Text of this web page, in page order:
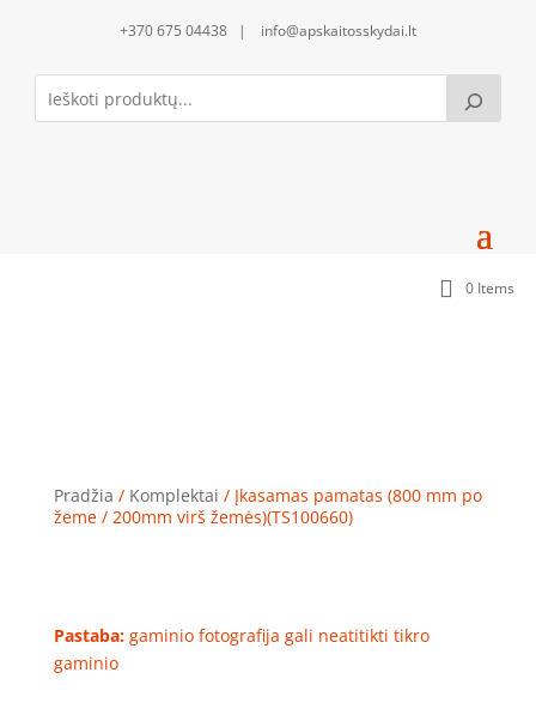
+370 675 04438 | info@apskaitosskydai.lt
0 Items
Pradžia / Komplektai / Įkasamas pamatas (800 mm po
žeme / 200mm virš žemės)(TS100660)
Pastaba:gaminio fotografija gali neatitikti tikro
gaminio